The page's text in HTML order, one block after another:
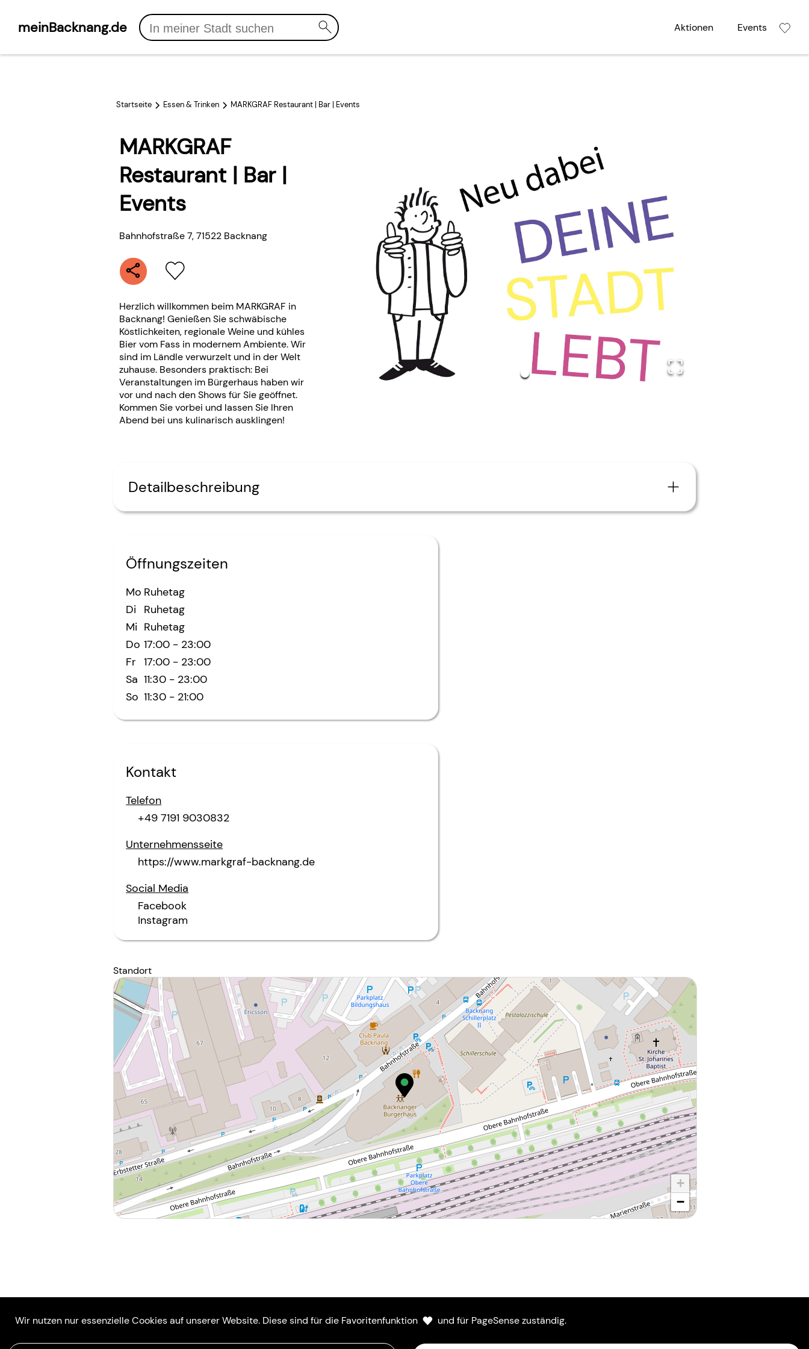
meinBacknang.de Aktionen Events
Startseite Essen & Trinken MARKGRAF Restaurant | Bar | Events
MARKGRAF
Restaurant | Bar |
Events
Bahnhofstraße 7,71522 Backnang
Herzlich willkommen beim MARKGRAF in
Backnang! Genießen Sie schwäbische
Köstlichkeiten, regionale Weine und kühles
Bier vom Fass in modernem Ambiente. Wir
sind im Ländle verwurzelt und in der Welt
zuhause. Besonders praktisch: Bei
Veranstaltungen im Bürgerhaus haben wir
vor und nach den Shows für Sie geöffnet.
Kommen Sie vorbei und lassen Sie Ihren
Abend bei uns kulinarisch ausklingen!
Detailbeschreibung
Öffnungszeiten
Mo Ruhetag
Di
Ruhetag
Mi Ruhetag
Do 17:00 - 23:00
Fr 17:00 - 23:00
Sa 11:30 - 23:00
So 11:30 - 21:00
Kontakt
Telefon
+49 7191 9030832
Unternehmensseite
https://www.markgraf-backnang.de
Social Media
Facebook
Instagram
Standort
+
−
Rechtliches
AGB
Über uns
Die Plattform
Mitmachen
Kundenlogin
Folge uns auf Social Media und
Wir nutzen nur essenzielle Cookies auf unserer Website. Diese sind für die Favoritenfunktion und für PageSense zuständig.